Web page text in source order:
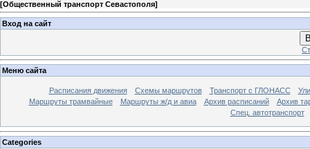
[Общественный транспорт Севастополя]
Вход на сайт
Меню сайта
Расписания движения Схемы маршрутов Транспорт с ГЛОНАСС
Маршруты трамвайные
Маршруты ж/д и авиа Архив расписаний
Архив
Спец. автотранспорт
Categories